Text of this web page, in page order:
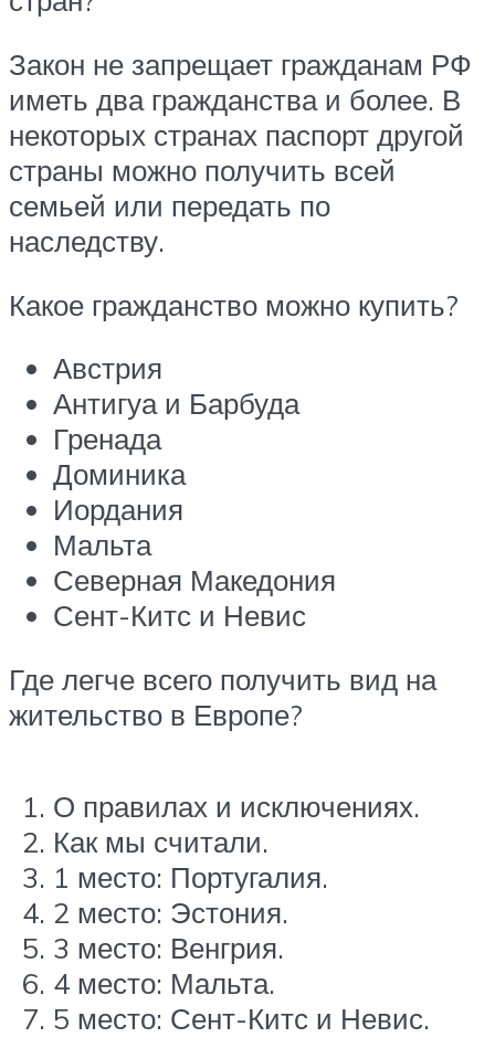
Закон не запрещает гражданам РФ
иметь два гражданства и более. В
некоторых странах паспорт другой
страны можно получить всей
семьей или передать по
наследству.
Какое гражданство можно купить?
Австрия
Антигуа и Барбуда
Гренада
Доминика
Иордания
Мальта
Северная Македония
Сент-Китс и Невис
Где легче всего получить вид на
жительство в Европе?
О правилах и исключениях.
Как мы считали.
1 место: Португалия.
2 место: Эстония.
3 место: Венгрия.
4 место: Мальта.
5 место: Сент-Китс и Невис.